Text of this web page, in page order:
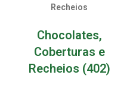
Chocolates,
Coberturas e
Recheios (402)